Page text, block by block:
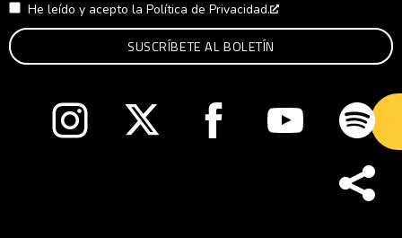
He leído y acepto la Política de Privacidad.
Abre en nueva ventanaAbre en nueva ventanaAbre en nueva ventana
Abre en nueva